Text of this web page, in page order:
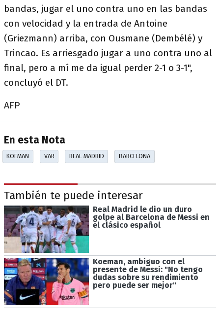
bandas, jugar el uno contra uno en las bandas
con velocidad y la entrada de Antoine
(Griezmann) arriba, con Ousmane (Dembélé) y
Trincao. Es arriesgado jugar a uno contra uno al
final, pero a mí me da igual perder 2-1 o 3-1",
concluyó el DT.
AFP
En esta Nota
KOEMAN VAR REAL MADRID BARCELONA
También te puede interesar
Real Madrid le dio un duro
golpe al Barcelona de Messi en
el clásico español
Koeman, ambiguo con el
presente de Messi: "No tengo
dudas sobre su rendimiento
pero puede ser mejor"